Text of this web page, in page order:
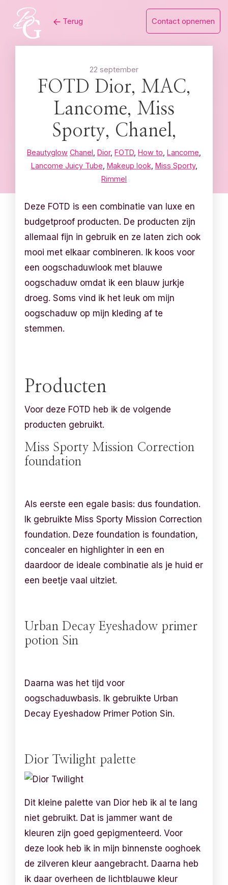
content
Terug Contact opnemen
22 september
FOTD Dior, MAC,
Lancome, Miss
Sporty, Chanel,
Beautyglow Chanel Dior, FOTD How to Lancome
Lancome Juicy Tube Makeup look Miss Sporty,
Rimmel
Deze FOTD is een combinatie van luxe en
budgetproof producten. De producten zijn
allemaal fijn in gebruik en ze laten zich ook
mooi met elkaar combineren. Ik koos voor
een oogschaduwlook met blauwe
oogschaduw omdat ik een blauw jurkje
droeg. Soms vind ik het leuk om mijn
oogschaduw op mijn kleding af te
stemmen.
Producten
Voor deze FOTD heb ik de volgende
producten gebruikt.
Miss Sporty Mission Correction
foundation
Als eerste een egale basis: dus foundation.
Ik gebruikte Miss Sporty Mission Correction
foundation. Deze foundation is foundation,
concealer en highlighter in een en
daardoor de ideale combinatie als je huid er
een beetje vaal uitziet.
Urban Decay Eyeshadow primer
potion Sin
Daarna was het tijd voor
oogschaduwbasis. Ik gebruikte Urban
Decay Eyeshadow Primer Potion Sin.
Dior Twilight palette
Dit kleine palette van Dior heb ik al te lang
niet gebruikt. Dat is jammer want de
kleuren zijn goed gepigmenteerd. Voor
deze look heb ik in mijn binnenste ooghoek
de zilveren kleur aangebracht. Daarna heb
ik daar overheen de lichtblauwe kleur